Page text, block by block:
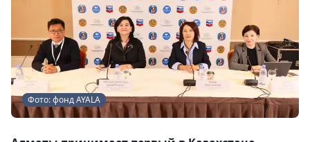
Фото: фонд AYALA